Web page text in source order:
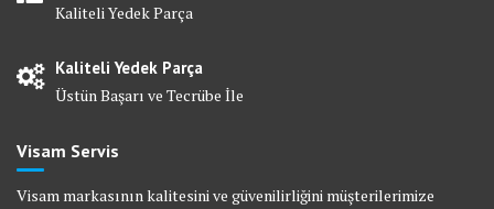
Kaliteli Yedek Parça
Kaliteli Yedek Parça
Üstün Başarı ve Tecrübe İle
Visam Servis
Visam markasının kalitesini ve güvenilirliğini müşterilerimize